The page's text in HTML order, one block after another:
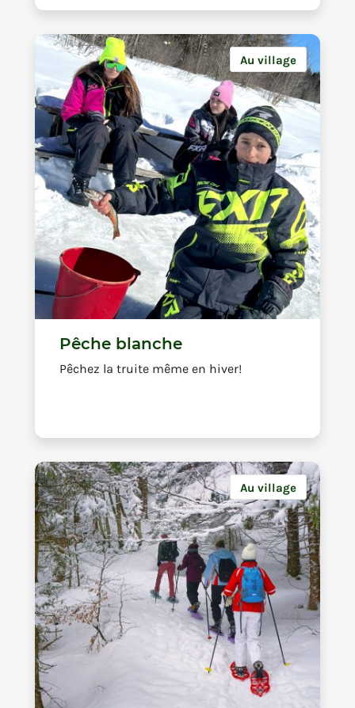
Au village
Pêche blanche
Pêchez la truite même en hiver!
Au village